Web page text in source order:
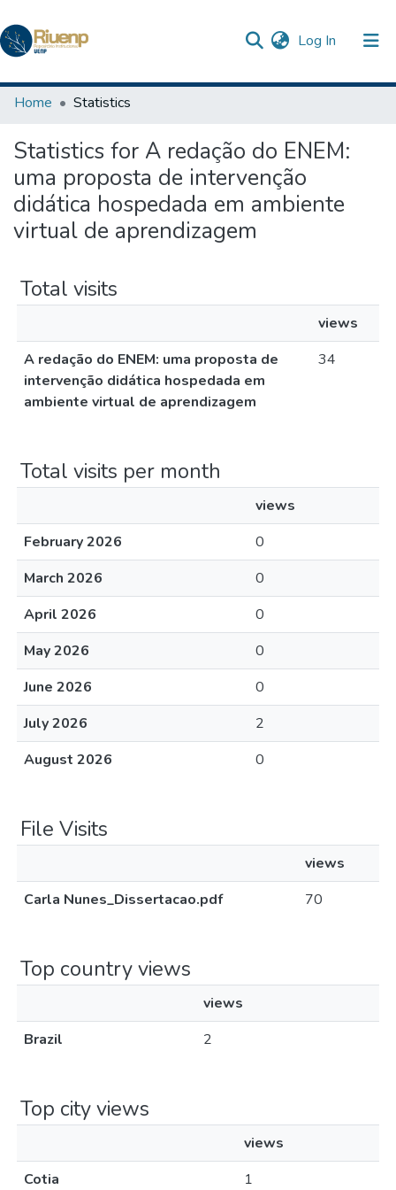
Log In (current)
Communities & Collections
Home Statistics
Statistics for A redação do ENEM:
uma proposta de intervenção
didática hospedada em ambiente
virtual de aprendizagem
Total visits
views
A redação do ENEM: uma proposta de
intervenção didática hospedada em
ambiente virtual de aprendizagem
34
Total visits per month
views
February 2026
0
March 2026
0
April 2026
0
May 2026
0
June 2026
0
July 2026
2
August 2026
0
File Visits
views
Carla Nunes_Dissertacao.pdf
70
Top country views
views
Brazil
2
Top city views
views
Cotia
1